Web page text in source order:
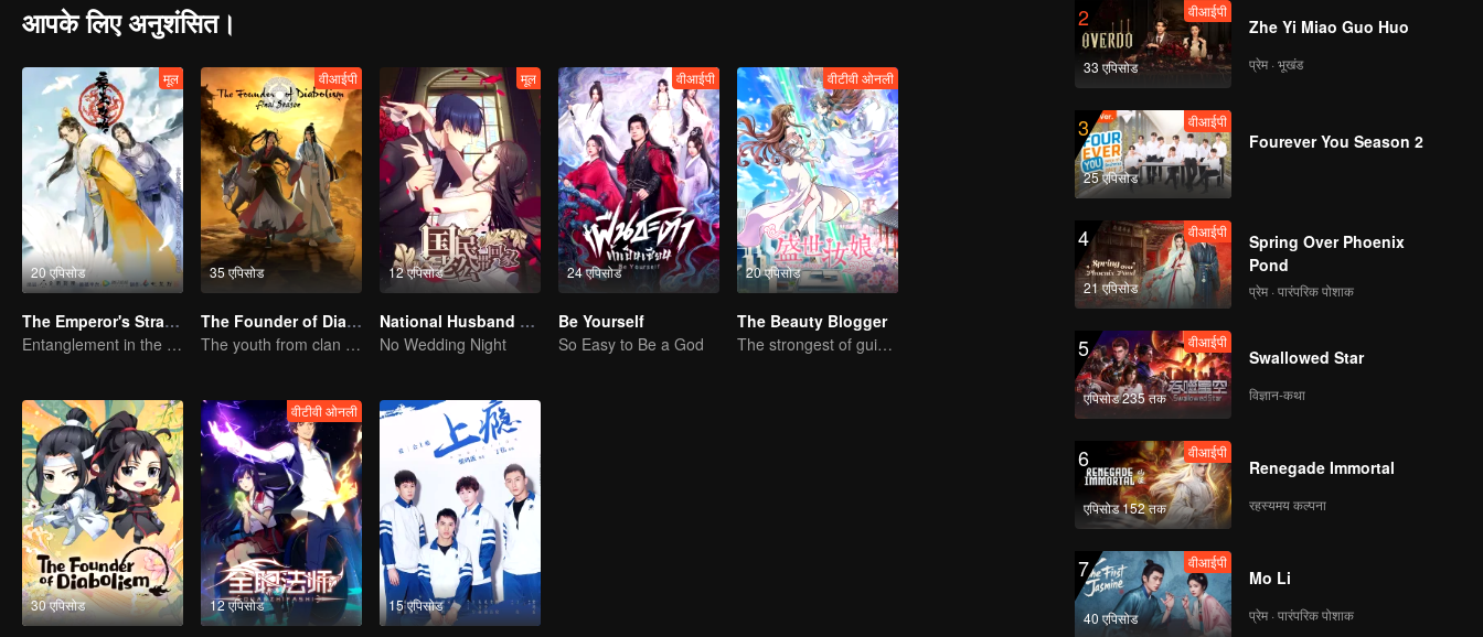
आपके लिए अनुशंसित।
20 एपिसोड
मूल
The Emperor's Strategy
Entanglement in the palace
35 एपिसोड
वीआईपी
The Founder of Diabolism
The youth from clan of cultivators killed the devils for the others
12 एपिसोड
मूल
National Husband Bring Home SS1
No Wedding Night
24 एपिसोड
वीआईपी
Be Yourself
So Easy to Be a God
20 एपिसोड
वीटीवी ओनली
The Beauty Blogger
The strongest of guidelines for Cross-Dimensional
30 एपिसोड 12 एपिसोड
वीटीवी ओनली
15 एपिसोड
2
33 एपिसोड
वीआईपी
Zhe Yi Miao Guo Huo
प्रेम · भूखंड
3
25 एपिसोड
वीआईपी
Fourever You Season 2
4
21 एपिसोड
वीआईपी
Spring Over Phoenix
Pond
प्रेम · पारंपरिक पोशाक
5
एपिसोड 235 तक
वीआईपी
Swallowed Star
विज्ञान-कथा
6
एपिसोड 152 तक
वीआईपी
Renegade Immortal
रहस्यमय कल्पना
7
40 एपिसोड
वीआईपी
Mo Li
प्रेम · पारंपरिक पोशाक